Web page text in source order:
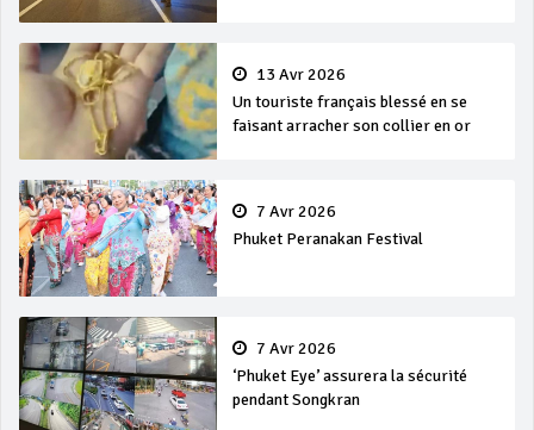
13 Avr 2026
Un touriste français blessé en se
faisant arracher son collier en or
7 Avr 2026
Phuket Peranakan Festival
7 Avr 2026
‘Phuket Eye’ assurera la sécurité
pendant Songkran